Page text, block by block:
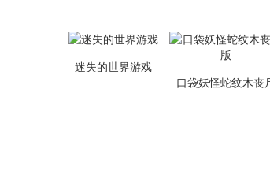
迷失的世界游戏
口袋妖怪蛇纹木丧